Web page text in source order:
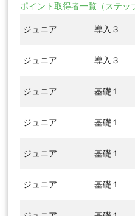
ポイント取得者一覧（ステッ
ジュニア 導入３
ジュニア 導入３
ジュニア 基礎１
ジュニア 基礎１
ジュニア 基礎１
ジュニア 基礎１